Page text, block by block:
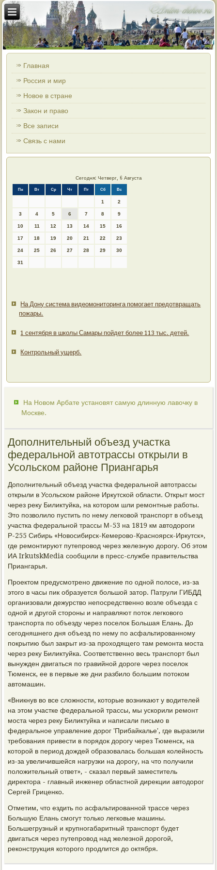
Главная
Россия и мир
Новое в стране
Закон и право
Все записи
Связь с нами
Сегодня: Четверг, 6 Августа
Пн Вт Ср Чт Пт Сб Вс
1 2
3 4 5 6 7 8 9
10 11 12 13 14 15 16
17 18 19 20 21 22 23
24 25 26 27 28 29 30
31
На Дону система видеомониторинга помогает предотвращать
пожары.
1 сентября в школы Самары пойдет более 113 тыс. детей.
Контрольный ущерб.
На Новом Арбате установят самую длинную лавочку в
Москве.
Дополнительный объезд участка
федеральной автотрассы открыли в
Усольском районе Приангарья
Дополнительный объезд участка федеральной автотрассы
открыли в Усольском районе Иркутской области. Открыт мост
через реку Биликтуйка, на котором шли ремонтные работы.
Это позволило пустить по нему легковой транспорт в объезд
участка федеральной трассы М-53 на 1819 км автодороги
Р-255 Сибирь «Новосибирск-Кемерово-Красноярск-Иркутск»,
где ремонтируют путепровод через железную дорогу. Об этом
ИА IrkutskMedia сообщили в пресс-службе правительства
Приангарья.
Проектом предусмотрено движение по одной полосе, из-за
этого в часы пик образуется большой затор. Патрули ГИБДД
организовали дежурство непосредственно возле объезда с
одной и другой стороны и направляют поток легкового
транспорта по объезду через поселок Большая Елань. До
сегодняшнего дня объезд по нему по асфальтированному
покрытию был закрыт из-за проходящего там ремонта моста
через реку Биликтуйка. Соответственно весь транспорт был
вынужден двигаться по гравийной дороге через поселок
Тюменск, ее в первые же дни разбило большим потоком
автомашин.
«Вникнув во все сложности, которые возникают у водителей
на этом участке федеральной трассы, мы ускорили ремонт
моста через реку Биликтуйка и написали письмо в
федеральное управление дорог 'Прибайкалье', где выразили
требования привести в порядок дорогу через Тюменск, на
которой в период дождей образовалась большая колейность
из-за увеличившейся нагрузки на дорогу, на что получили
положительный ответ», - сказал первый заместитель
директора - главный инженер областной дирекции автодорог
Сергей Гриценко.
Отметим, что ездить по асфальтированной трассе через
Большую Елань смогут только легковые машины.
Большегрузный и крупногабаритный транспорт будет
двигаться через путепровод над железной дорогой,
реконструкция которого продлится до октября.